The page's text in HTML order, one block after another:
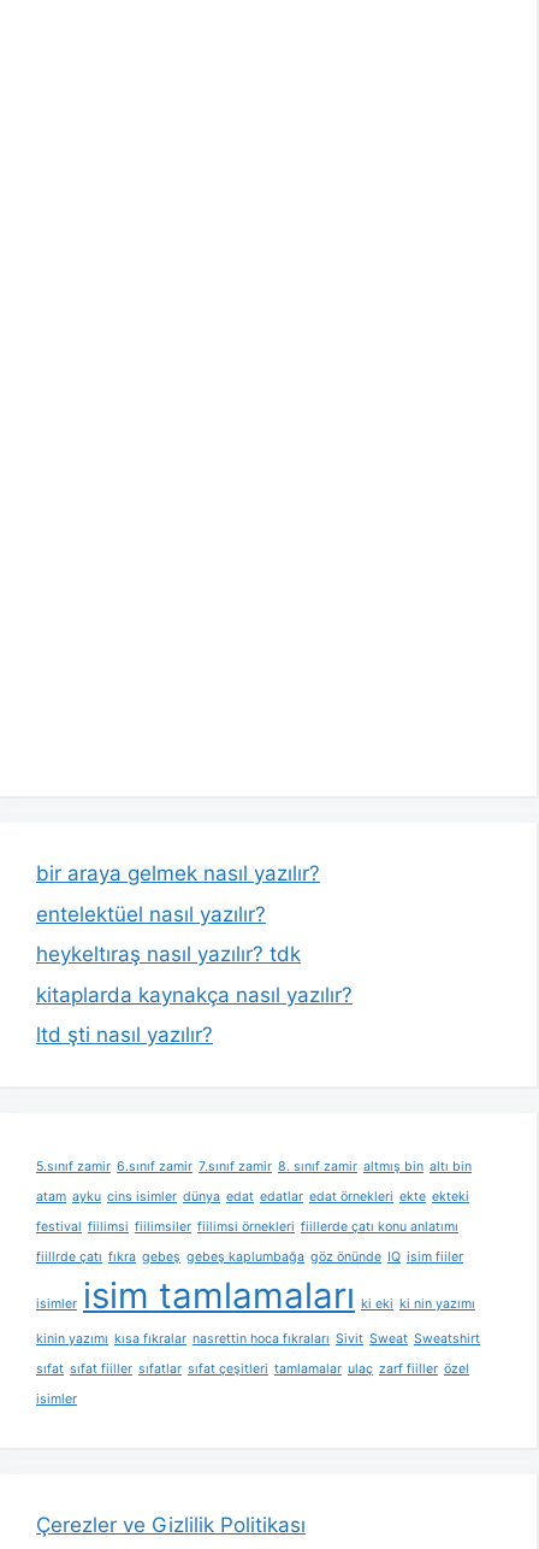
bir araya gelmek nasıl yazılır?
entelektüel nasıl yazılır?
heykeltıraş nasıl yazılır? tdk
kitaplarda kaynakça nasıl yazılır?
ltd şti nasıl yazılır?
5.sınıf zamir 6.sınıf zamir 7.sınıf zamir 8. sınıf zamir altmış bin altı bin
atam ayku cins isimler dünya edat edatlar edat örnekleri ekte ekteki
festival fiilimsi fiilimsiler fiilimsi örnekleri fiillerde çatı konu anlatımı
fiillrde çatı fıkra gebeş gebeş kaplumbağa göz önünde IQ isim fiiler
isimler isim tamlamaları ki eki ki nin yazımı
kinin yazımı kısa fıkralar nasrettin hoca fıkraları Sivit Sweat Sweatshirt
sıfat sıfat fiiller sıfatlar sıfat çeşitleri tamlamalar ulaç zarf fiiller özel
isimler
Çerezler ve Gizlilik Politikası